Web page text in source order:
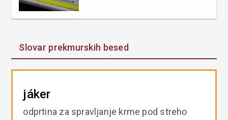
Slovar prekmurskih besed
jáker
odprtina za spravljanje krme pod streho